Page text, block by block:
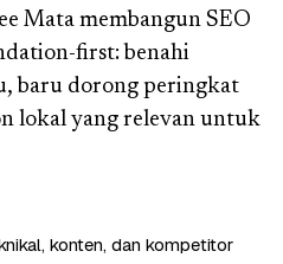
Mata membangun SEO
first: benahi
baru dorong peringkat
lokal yang relevan untuk
konten, dan kompetitor